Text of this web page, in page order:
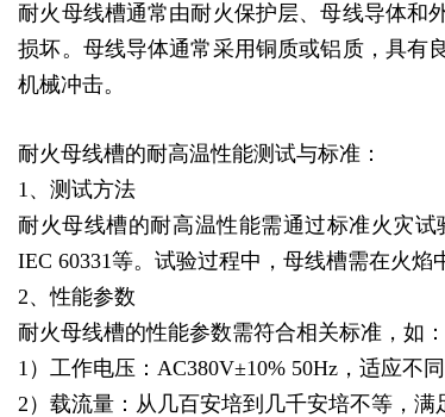
耐火母线槽通常由耐火保护层、母线导体和
损坏。母线导体通常采用铜质或铝质，具有
机械冲击。
耐火母线槽的耐高温性能测试与标准：
1、测试方法
耐火母线槽的耐高温性能需通过标准火灾试
IEC 60331等。试验过程中，母线槽需在火
2、性能参数
耐火母线槽的性能参数需符合相关标准，如：
1）工作电压‌：AC380V±10% 50Hz，适应不同
2）载流量‌：从几百安培到几千安培不等，满